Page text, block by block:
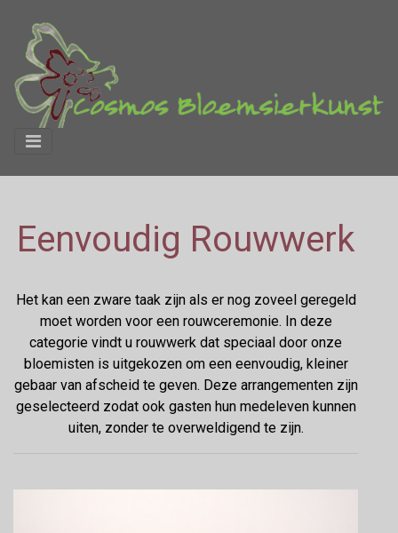
Eenvoudig Rouwwerk
Het kan een zware taak zijn als er nog zoveel geregeld
moet worden voor een rouwceremonie. In deze
categorie vindt u rouwwerk dat speciaal door onze
bloemisten is uitgekozen om een eenvoudig, kleiner
gebaar van afscheid te geven. Deze arrangementen zijn
geselecteerd zodat ook gasten hun medeleven kunnen
uiten, zonder te overweldigend te zijn.